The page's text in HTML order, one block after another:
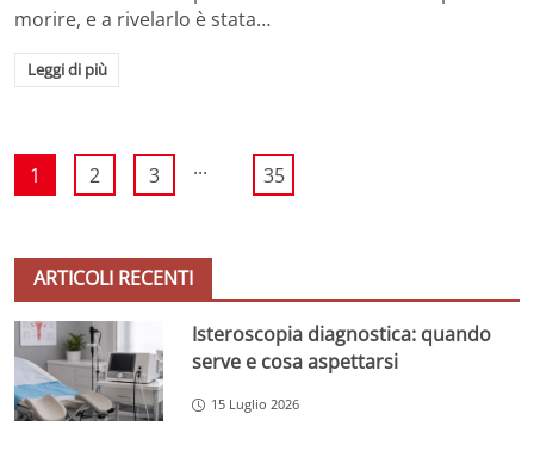
morire, e a rivelarlo è stata…
Leggi di più
1 2 3 ... 35
ARTICOLI RECENTI
Isteroscopia diagnostica: quando
serve e cosa aspettarsi
15 Luglio 2026